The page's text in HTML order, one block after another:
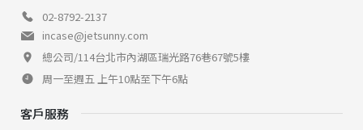
02-8792-2137
incase@jetsunny.com
總公司/114台北市內湖區瑞光路76巷67號5樓
周一至週五 上午10點至下午6點
客戶服務